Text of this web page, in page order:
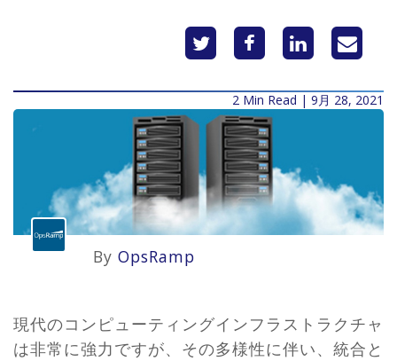
2 Min Read | 9月 28, 2021
By OpsRamp
現代のコンピューティングインフラストラクチャ
は非常に強力ですが、その多様性に伴い、統合と